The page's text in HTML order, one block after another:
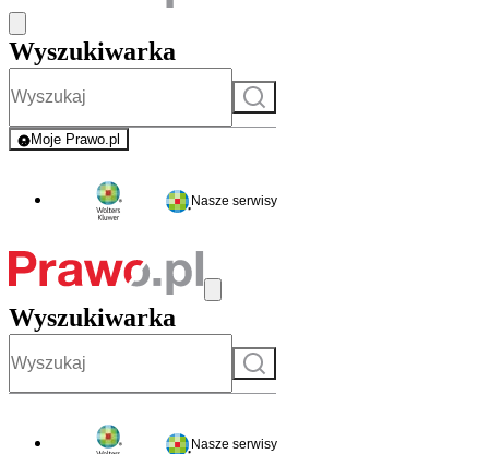
Wyszukiwarka
Szukaj
Moje Prawo.pl
- rejestracja i logowanie do serwisu
Nasze serwisy
Wyszukiwarka
Szukaj
Nasze serwisy